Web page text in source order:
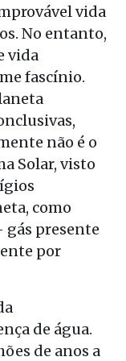
vida
No entanto,
vida
fascínio.
não é o
Solar, visto
como
gás presente
por
de água.
de anos a